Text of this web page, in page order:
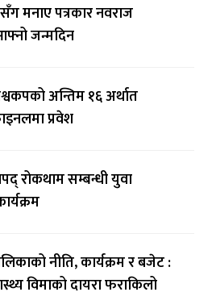
मनाए पत्रकार नवराज
जन्मदिन
अन्तिम १६ अर्थात
प्रवेश
रोकथाम सम्बन्धी युवा
नीति, कार्यक्रम र बजेट :
विमाको दायरा फराकिलो